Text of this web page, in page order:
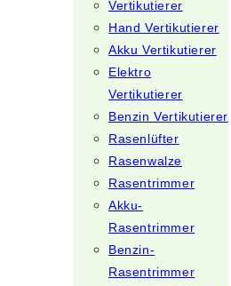
Vertikutierer
Hand Vertikutierer
Akku Vertikutierer
Elektro
Vertikutierer
Benzin Vertikutierer
Rasenlüfter
Rasenwalze
Rasentrimmer
Akku-
Rasentrimmer
Benzin-
Rasentrimmer